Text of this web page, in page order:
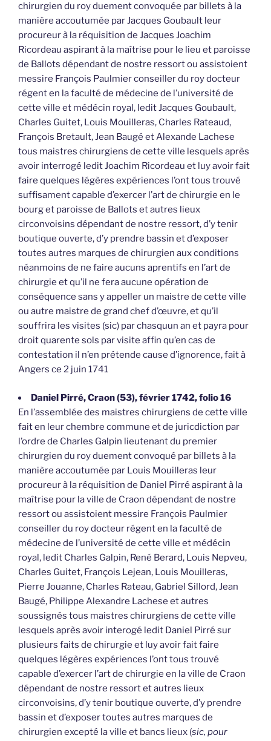
chirurgien du roy duement convoquée par billets à la
manière accoutumée par Jacques Goubault leur
procureur à la réquisition de Jacques Joachim
Ricordeau aspirant à la maîtrise pour le lieu et paroisse
de Ballots dépendant de nostre ressort ou assistoient
messire François Paulmier conseiller du roy docteur
régent en la faculté de médecine de l’université de
cette ville et médécin royal, ledit Jacques Goubault,
Charles Guitet, Louis Mouilleras, Charles Rateaud,
François Bretault, Jean Baugé et Alexande Lachese
tous maistres chirurgiens de cette ville lesquels après
avoir interrogé ledit Joachim Ricordeau et luy avoir fait
faire quelques légères expériences l’ont tous trouvé
suffisament capable d’exercer l’art de chirurgie en le
bourg et paroisse de Ballots et autres lieux
circonvoisins dépendant de nostre ressort, d’y tenir
boutique ouverte, d’y prendre bassin et d’exposer
toutes autres marques de chirurgien aux conditions
néanmoins de ne faire aucuns aprentifs en l’art de
chirurgie et qu’il ne fera aucune opération de
conséquence sans y appeller un maistre de cette ville
ou autre maistre de grand chef d’œuvre, et qu’il
souffrira les visites (sic) par chasquun an et payra pour
droit quarente sols par visite affin qu’en cas de
contestation il n’en prétende cause d’ignorence, fait à
Angers ce 2 juin 1741
Daniel Pirré, Craon (53), février 1742, folio 16
En l’assemblée des maistres chirurgiens de cette ville
fait en leur chembre commune et de juricdiction par
l’ordre de Charles Galpin lieutenant du premier
chirurgien du roy duement convoqué par billets à la
manière accoutumée par Louis Mouilleras leur
procureur à la réquisition de Daniel Pirré aspirant à la
maîtrise pour la ville de Craon dépendant de nostre
ressort ou assistoient messire François Paulmier
conseiller du roy docteur régent en la faculté de
médecine de l’université de cette ville et médécin
royal, ledit Charles Galpin, René Berard, Louis Nepveu,
Charles Guitet, François Lejean, Louis Mouilleras,
Pierre Jouanne, Charles Rateau, Gabriel Sillord, Jean
Baugé, Philippe Alexandre Lachese et autres
soussignés tous maistres chirurgiens de cette ville
lesquels après avoir interogé ledit Daniel Pirré sur
plusieurs faits de chirurgie et luy avoir fait faire
quelques légères expériences l’ont tous trouvé
capable d’exercer l’art de chirurgie en la ville de Craon
dépendant de nostre ressort et autres lieux
circonvoisins, d’y tenir boutique ouverte, d’y prendre
bassin et d’exposer toutes autres marques de
chirurgien excepté la ville et bancs lieux (sic, pour